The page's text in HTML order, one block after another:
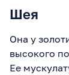
Шея
Она у
высокого
Ее